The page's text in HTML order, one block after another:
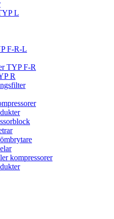
L
F-R-L
TYP F-R
R
kompressorer